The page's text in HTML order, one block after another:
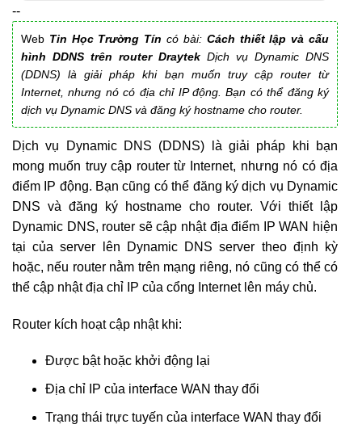
--
Web Tin Học Trường Tíncó bài: Cách thiết lập và cấu
hình DDNS trên router Draytek Dịch vụ Dynamic DNS
(DDNS) là giải pháp khi bạn muốn truy cập router từ
Internet, nhưng nó có địa chỉ IP động. Bạn có thể đăng ký
dịch vụ Dynamic DNS và đăng ký hostname cho router.
Dịch vụ Dynamic DNS (DDNS) là giải pháp khi bạn
mong muốn truy cập router từ Internet, nhưng nó có địa
điểm IP động. Bạn cũng có thể đăng ký dịch vụ Dynamic
DNS và đăng ký hostname cho router. Với thiết lập
Dynamic DNS, router sẽ cập nhật địa điểm IP WAN hiện
tại của server lên Dynamic DNS server theo định kỳ
hoặc, nếu router nằm trên mạng riêng, nó cũng có thể có
thể cập nhật địa chỉ IP của cổng Internet lên máy chủ.
Router kích hoạt cập nhật khi:
Được bật hoặc khởi động lại
Địa chỉ IP của interface WAN thay đổi
Trạng thái trực tuyến của interface WAN thay đổi